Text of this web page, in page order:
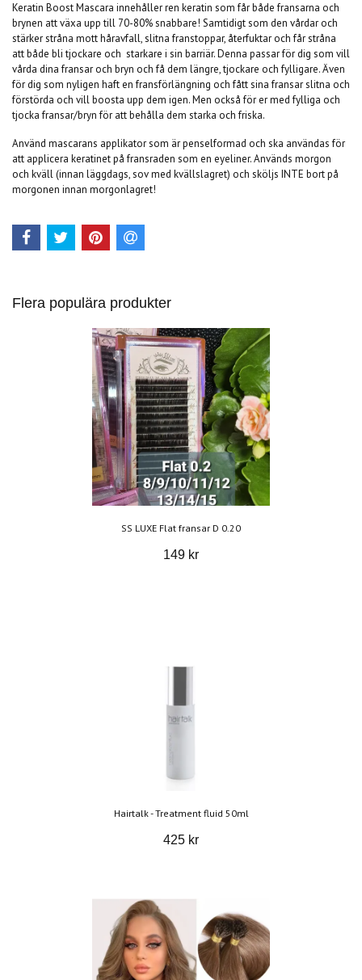
Keratin Boost Mascara innehåller ren keratin som får både fransarna och
brynen att växa upp till 70-80% snabbare! Samtidigt som den vårdar och
stärker stråna mott håravfall, slitna franstoppar, återfuktar och får stråna
att både bli tjockare och starkare i sin barriär. Denna passar för dig som vill
vårda dina fransar och bryn och få dem längre, tjockare och fylligare. Även
för dig som nyligen haft en fransförlängning och fått sina fransar slitna och
förstörda och vill boosta upp dem igen. Men också för er med fylliga och
tjocka fransar/bryn för att behålla dem starka och friska.
Använd mascarans applikator som är penselformad och ska användas för
att applicera keratinet på fransraden som en eyeliner. Används morgon
och kväll (innan läggdags, sov med kvällslagret) och sköljs INTE bort på
morgonen innan morgonlagret!
Flera populära produkter
SS LUXE Flat fransar D 0.20
149 kr
Hairtalk - Treatment fluid 50ml
425 kr